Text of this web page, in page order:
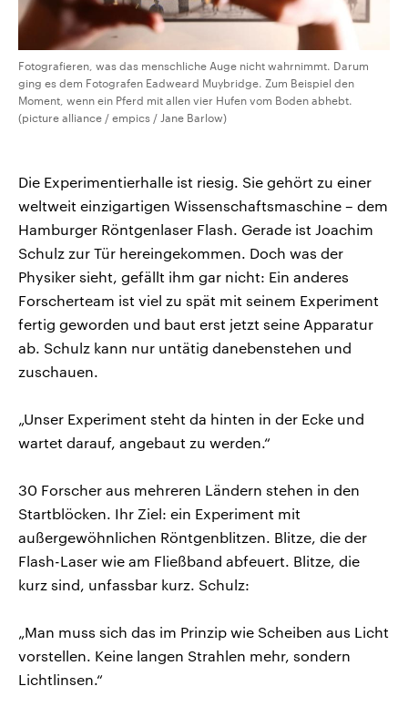
Fotografieren, was das menschliche Auge nicht wahrnimmt. Darum
ging es dem Fotografen Eadweard Muybridge. Zum Beispiel den
Moment, wenn ein Pferd mit allen vier Hufen vom Boden abhebt.
(picture alliance / empics / Jane Barlow)
Die Experimentierhalle ist riesig. Sie gehört zu einer
weltweit einzigartigen Wissenschaftsmaschine – dem
Hamburger Röntgenlaser Flash. Gerade ist Joachim
Schulz zur Tür hereingekommen. Doch was der
Physiker sieht, gefällt ihm gar nicht: Ein anderes
Forscherteam ist viel zu spät mit seinem Experiment
fertig geworden und baut erst jetzt seine Apparatur
ab. Schulz kann nur untätig danebenstehen und
zuschauen.
„Unser Experiment steht da hinten in der Ecke und
wartet darauf, angebaut zu werden.“
30 Forscher aus mehreren Ländern stehen in den
Startblöcken. Ihr Ziel: ein Experiment mit
außergewöhnlichen Röntgenblitzen. Blitze, die der
Flash-Laser wie am Fließband abfeuert. Blitze, die
kurz sind, unfassbar kurz. Schulz:
„Man muss sich das im Prinzip wie Scheiben aus Licht
vorstellen. Keine langen Strahlen mehr, sondern
Lichtlinsen.“